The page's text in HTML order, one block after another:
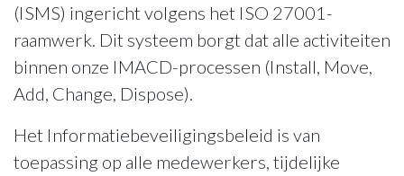
(ISMS) ingericht volgens het ISO 27001-
raamwerk. Dit systeem borgt dat alle activiteiten
binnen onze IMACD-processen (Install, Move,
Add, Change, Dispose).
Het Informatiebeveiligingsbeleid is van
toepassing op alle medewerkers, tijdelijke